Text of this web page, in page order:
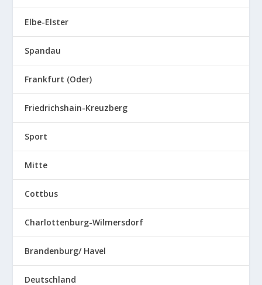
Elbe-Elster
Spandau
Frankfurt (Oder)
Friedrichshain-Kreuzberg
Sport
Mitte
Cottbus
Charlottenburg-Wilmersdorf
Brandenburg/ Havel
Deutschland